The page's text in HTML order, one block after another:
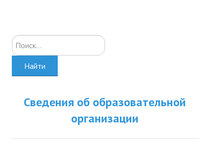
Искать...
Найти
Сведения об образовательной
организации